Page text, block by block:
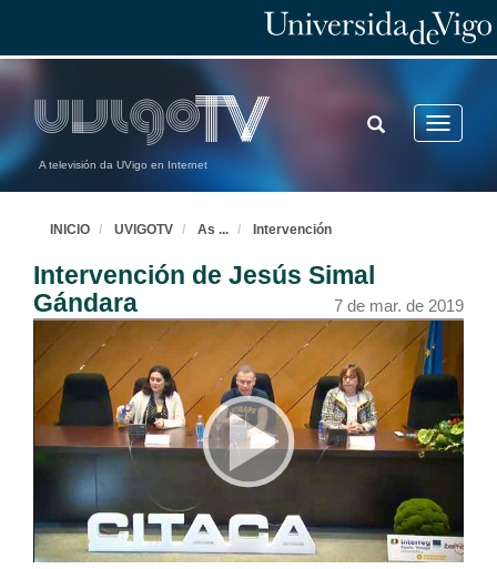
A televisión da UVigo en Internet
Toggle
TOGGLE
SEARCH
INICIO UVIGOTV As ... Intervención
Intervención de Jesús Simal
Gándara
7 de mar. de 2019